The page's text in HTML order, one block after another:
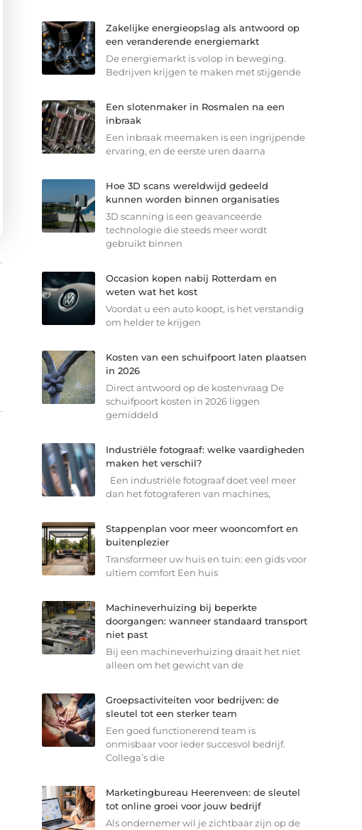
Zakelijke energieopslag als antwoord op
een veranderende energiemarkt
De energiemarkt is volop in beweging.
Bedrijven krijgen te maken met stijgende
Een slotenmaker in Rosmalen na een
inbraak
Een inbraak meemaken is een ingrijpende
ervaring, en de eerste uren daarna
Hoe 3D scans wereldwijd gedeeld
kunnen worden binnen organisaties
3D scanning is een geavanceerde
technologie die steeds meer wordt
gebruikt binnen
Occasion kopen nabij Rotterdam en
weten wat het kost
Voordat u een auto koopt, is het verstandig
om helder te krijgen
Kosten van een schuifpoort laten plaatsen
in 2026
Direct antwoord op de kostenvraag De
schuifpoort kosten in 2026 liggen
gemiddeld
Industriële fotograaf: welke vaardigheden
maken het verschil?
Een industriële fotograaf doet veel meer
dan het fotograferen van machines,
Stappenplan voor meer wooncomfort en
buitenplezier
Transformeer uw huis en tuin: een gids voor
ultiem comfort Een huis
Machineverhuizing bij beperkte
doorgangen: wanneer standaard transport
niet past
Bij een machineverhuizing draait het niet
alleen om het gewicht van de
Groepsactiviteiten voor bedrijven: de
sleutel tot een sterker team
Een goed functionerend team is
onmisbaar voor ieder succesvol bedrijf.
Collega’s die
Marketingbureau Heerenveen: de sleutel
tot online groei voor jouw bedrijf
Als ondernemer wil je zichtbaar zijn op de